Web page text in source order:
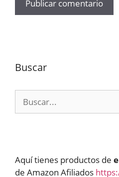
Buscar
Aquí tienes productos de
de Amazon Afiliados